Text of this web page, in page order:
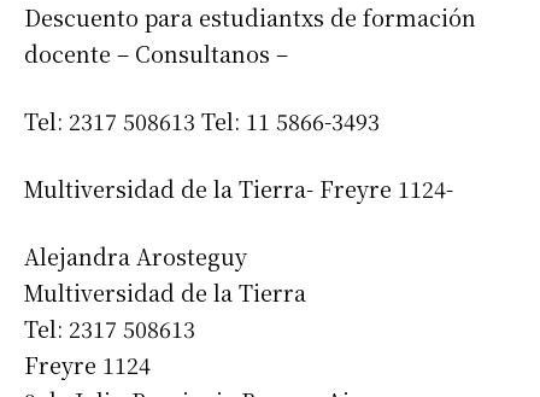
Descuento para estudiantxs de formación
docente – Consultanos –
Tel: 2317 508613 Tel: 11 5866-3493
Multiversidad de la Tierra- Freyre 1124-
Alejandra Arosteguy
Multiversidad de la Tierra
Tel: 2317 508613
Freyre 1124